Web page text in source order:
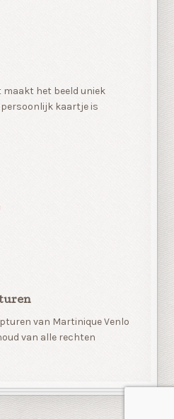
maakt het beeld uniek
kaartje is
van Martinique Venlo
van alle rechten